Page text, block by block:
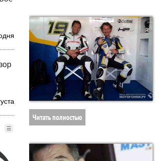
☰
Читать полностью